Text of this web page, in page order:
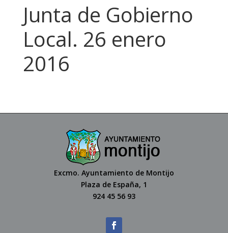
Junta de Gobierno
Local. 26 enero
2016
Excmo. Ayuntamiento de Montijo
Plaza de España, 1
924 45 56 93